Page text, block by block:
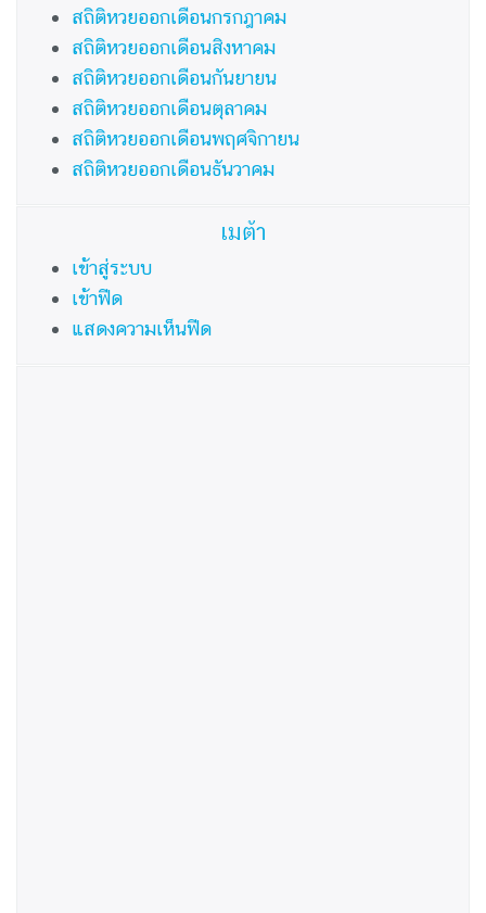
สถิติหวยออกเดือนกรกฎาคม
สถิติหวยออกเดือนสิงหาคม
สถิติหวยออกเดือนกันยายน
สถิติหวยออกเดือนตุลาคม
สถิติหวยออกเดือนพฤศจิกายน
สถิติหวยออกเดือนธันวาคม
เมต้า
เข้าสู่ระบบ
เข้าฟีด
แสดงความเห็นฟีด